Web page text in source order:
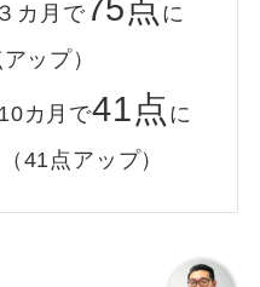
月で75点 に
ップ）
カ月で41点 に
41点アップ）